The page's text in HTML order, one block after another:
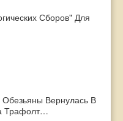
Сборов" Для
Обезьяны Вернулась В
Трафолт…